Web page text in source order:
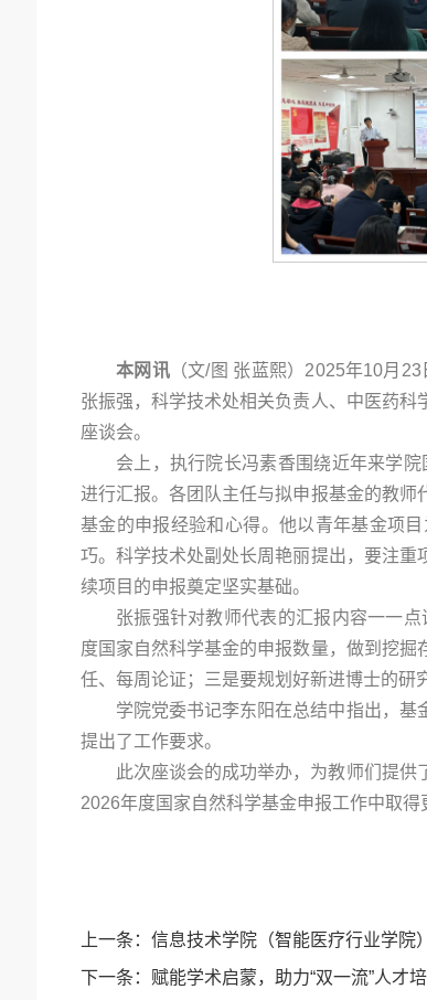
本网讯（文/图 张蓝熙）2025年10月
张振强，科学技术处相关负责人、中医药
座谈会。
会上，执行院长冯素香围绕近年来学
进行汇报。各团队主任与拟申报基金的教
基金的申报经验和心得。他以青年基金项
巧。科学技术处副处长周艳丽提出，要注
续项目的申报奠定坚实基础。
张振强针对教师代表的汇报内容一一
度国家自然科学基金的申报数量，做到挖
任、每周论证；三是要规划好新进博士的研
学院党委书记李东阳在总结中指出，
提出了工作要求。
此次座谈会的成功举办，为教师们提
2026年度国家自然科学基金申报工作中取得
上一条： 信息技术学院（智能医疗行业学院
下一条： 赋能学术启蒙，助力“双一流”人